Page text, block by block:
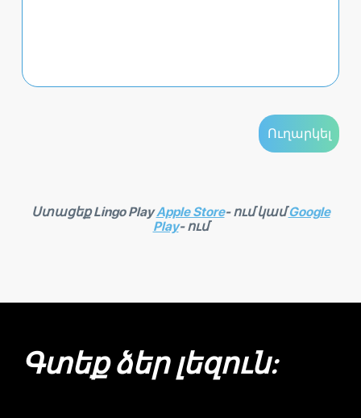
Ստացեք Lingo PlayApple Store- ում կամGoogle
Play- ում
Գտեք ձեր լեզուն: